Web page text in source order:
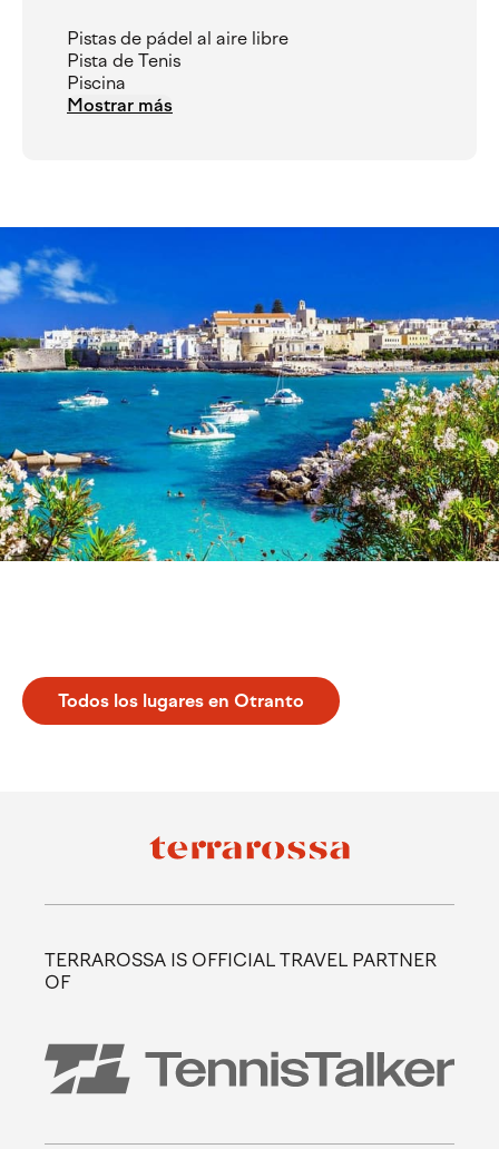
Pistas de pádel al aire libre
Pista de Tenis
Piscina
Mostrar más
Todos los lugares en Otranto
TERRAROSSA IS OFFICIAL TRAVEL PARTNER
OF